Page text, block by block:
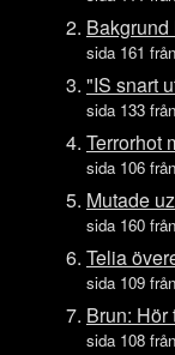
Lör 25 juli
Tors 23 juli
Ons 22 juli
Tis 21 juli
Mån 20 juli
Sön 19 juli
Lör 18 juli
Fre 17 juli
Tors 16 juli
sida 161
"IS snart
sida 133
Terrorhot
sida 106
Mutade
sida 160
Telia
sida 109
Brun:
sida 108